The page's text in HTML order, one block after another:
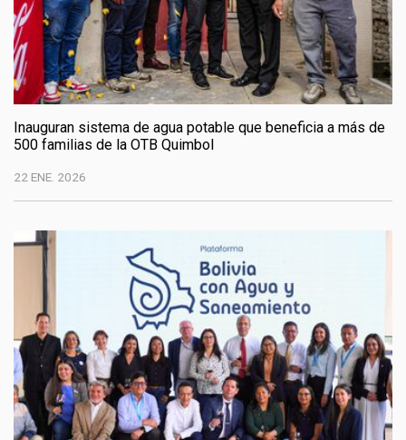
Inauguran sistema de agua potable que beneficia a más de
500 familias de la OTB Quimbol
22 ENE. 2026